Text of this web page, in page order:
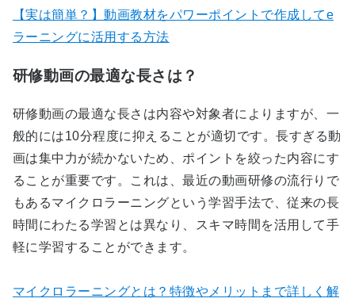
【実は簡単？】動画教材をパワーポイントで作成してe
ラーニングに活用する方法
研修動画の最適な長さは？
研修動画の最適な長さは内容や対象者によりますが、一
般的には10分程度に抑えることが適切です。長すぎる動
画は集中力が続かないため、ポイントを絞った内容にす
ることが重要です。これは、最近の動画研修の流行りで
もあるマイクロラーニングという学習手法で、従来の長
時間にわたる学習とは異なり、スキマ時間を活用して手
軽に学習することができます。
マイクロラーニングとは？特徴やメリットまで詳しく解